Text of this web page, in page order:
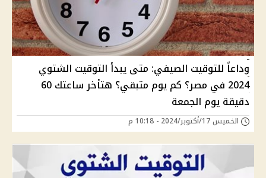
وداعاً للتوقيت الصيفي: متى يبدأ التوقيت الشتوي
2024 في مصر؟ كم يوم متبقي؟ هتأخر ساعتك 60
دقيقة يوم الجمعة
الخميس 17/أكتوبر/2024 - 10:18 م